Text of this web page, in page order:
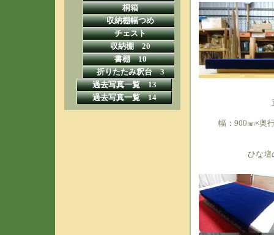
桐箱
収納棚幅つめ
チェスト
収納棚 20
書棚 10
折りたたみ釈台 3
過去写真一覧 13
過去写真一覧 14
幅：900㎜×奥
ひな壇